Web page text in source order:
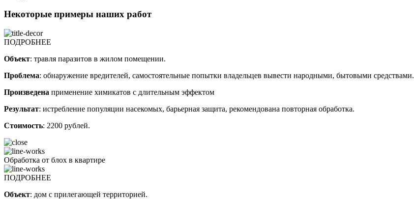
Некоторые примеры наших работ
ПОДРОБНЕЕ
Объект: травля паразитов в жилом помещении.
Проблема: обнаружение вредителей, самостоятельные попытки владельцев вывести народными, бытовыми средствами.
Произведена применение химикатов с длительным эффектом
Результат: истребление популяции насекомых, барьерная защита, рекомендована повторная обработка.
Стоимость: 2200 рублей.
Обработка от блох в квартире
ПОДРОБНЕЕ
Объект: дом с прилегающей территорией.